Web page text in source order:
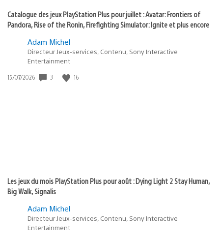
Catalogue des jeux PlayStation Plus pour juillet : Avatar: Frontiers of
Pandora, Rise of the Ronin, Firefighting Simulator: Ignite et plus encore
Adam Michel
Directeur Jeux-services, Contenu, Sony Interactive
Entertainment
Date
15/07/2026 3 16
Les jeux du mois PlayStation Plus pour août : Dying Light 2 Stay Human,
Big Walk, Signalis
Adam Michel
Directeur Jeux-services, Contenu, Sony Interactive
Entertainment